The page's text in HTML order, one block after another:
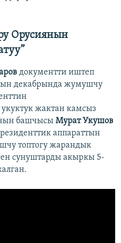
Орусиянын
документти иштеп
декабрында жумушчу
жактан камсыз
башчысы Мурат Укушов
аппараттын
топтогу жарандык
сунуштарды акыркы 5-